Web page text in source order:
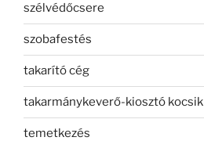
szélvédőcsere
szobafestés
takarító cég
takarmánykeverő-kiosztó kocsik
temetkezés